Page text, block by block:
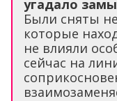
угадало
Были сняты
которые
не влияли
сейчас на